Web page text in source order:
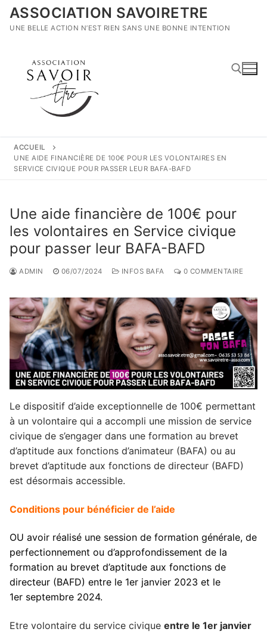
Aller
auASSOCIATION SAVOIRETRE
UNE BELLE ACTION N’EST RIEN SANS UNE BONNE INTENTION
ACCUEIL
UNE AIDE FINANCIÈRE DE 100€ POUR LES VOLONTAIRES EN
SERVICE CIVIQUE POUR PASSER LEUR BAFA-BAFD
Une aide financière de 100€ pour
les volontaires en Service civique
pour passer leur BAFA-BAFD
ADMIN 06/07/2024 INFOS BAFA 0 COMMENTAIRE
Le dispositif d’aide exceptionnelle de 100€ permettant
à un volontaire qui a accompli une mission de service
civique de s’engager dans une formation au brevet
d’aptitude aux fonctions d’animateur (BAFA) ou au
brevet d’aptitude aux fonctions de directeur (BAFD)
est désormais accessible.
Conditions pour bénéficier de l’aide
OU avoir réalisé une session de formation générale, de
perfectionnement ou d’approfondissement de la
formation au brevet d’aptitude aux fonctions de
directeur (BAFD) entre le 1er janvier 2023 et le
1er septembre 2024.
Etre volontaire du service civique entre le 1er janvier